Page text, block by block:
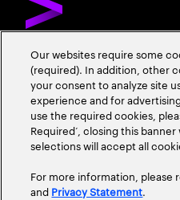
お問い合わせ採用情報会社情
プライバシーポリシー情報セキュリテ
Our websites require some
(required). In addition, other
your consent to analyze site
experience and for
use the required cookies,
Required’, closing this
selections will accept all
For more information, please
and Privacy Statement.